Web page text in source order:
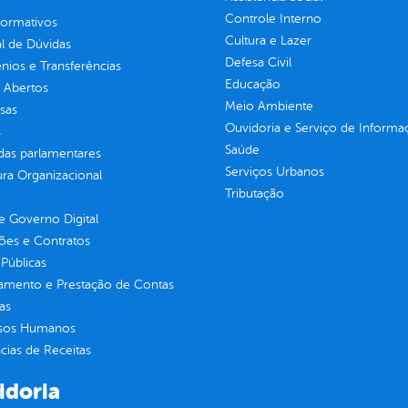
de Dúvidas
e Transferências
Abertos
parlamentares
Organizacional
Governo Digital
e Contratos
e Prestação de Contas
Humanos
de Receitas
Controle Interno
Cultura e Lazer
Defesa Civil
Educação
Meio Ambiente
Ouvidoria e Serviço de
Saúde
Serviços Urbanos
Tributação